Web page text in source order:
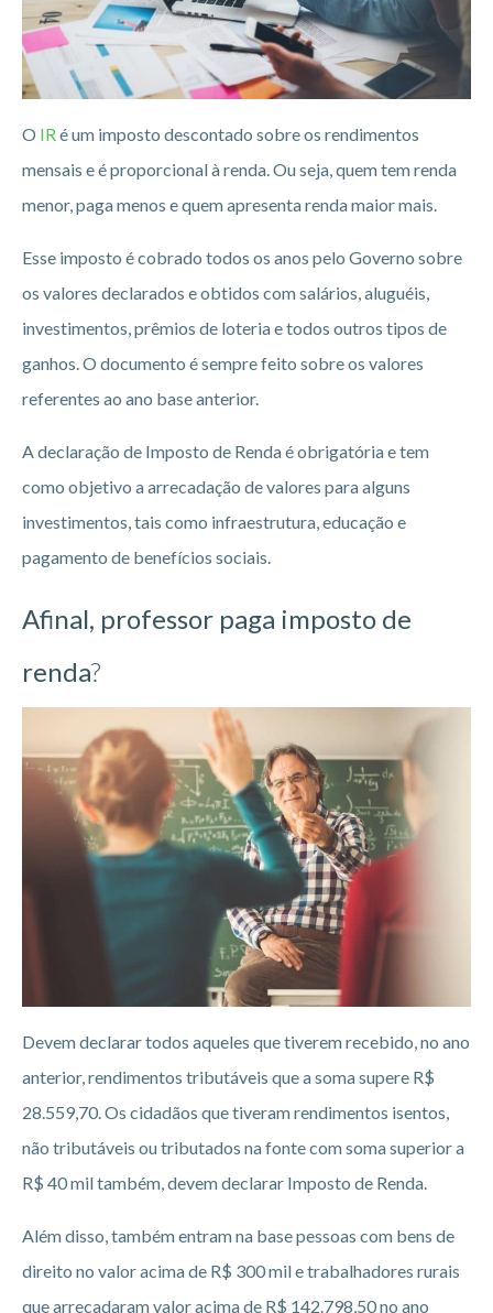
O IRé um imposto descontado sobre os rendimentos
mensais e é proporcional à renda. Ou seja, quem tem renda
menor, paga menos e quem apresenta renda maior mais.
Esse imposto é cobrado todos os anos pelo Governo sobre
os valores declarados e obtidos com salários, aluguéis,
investimentos, prêmios de loteria e todos outros tipos de
ganhos. O documento é sempre feito sobre os valores
referentes ao ano base anterior.
A declaração de Imposto de Renda é obrigatória e tem
como objetivo a arrecadação de valores para alguns
investimentos, tais como infraestrutura, educação e
pagamento de benefícios sociais.
Afinal, professor paga imposto de
renda?
Devem declarar todos aqueles que tiverem recebido, no ano
anterior, rendimentos tributáveis que a soma supere R$
28.559,70. Os cidadãos que tiveram rendimentos isentos,
não tributáveis ou tributados na fonte com soma superior a
R$ 40 mil também, devem declarar Imposto de Renda.
Além disso, também entram na base pessoas com bens de
direito no valor acima de R$ 300 mil e trabalhadores rurais
que arrecadaram valor acima de R$ 142.798,50 no ano